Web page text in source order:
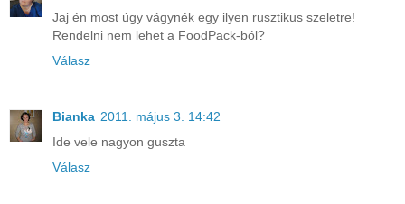
Jaj én most úgy vágynék egy ilyen rusztikus szeletre!
Rendelni nem lehet a FoodPack-ból?
Válasz
Bianka 2011. május 3. 14:42
Ide vele nagyon guszta
Válasz